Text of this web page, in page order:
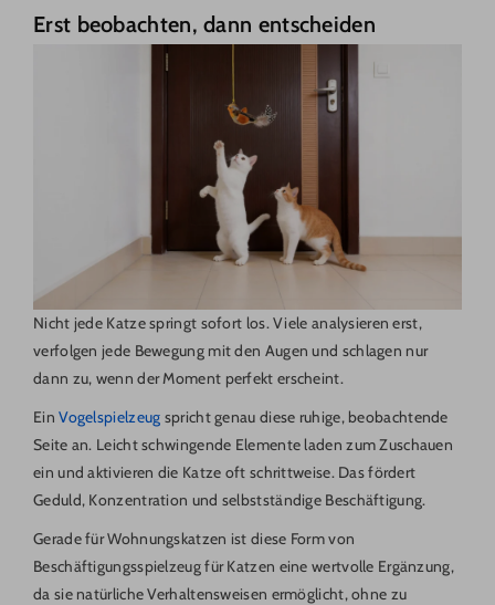
Erst beobachten, dann entscheiden
Nicht jede Katze springt sofort los. Viele analysieren erst,
verfolgen jede Bewegung mit den Augen und schlagen nur
dann zu, wenn der Moment perfekt erscheint.
EinVogelspielzeug spricht genau diese ruhige, beobachtende
Seite an. Leicht schwingende Elemente laden zum Zuschauen
ein und aktivieren die Katze oft schrittweise. Das fördert
Geduld, Konzentration und selbstständige Beschäftigung.
Gerade für Wohnungskatzen ist diese Form von
Beschäftigungsspielzeug für Katzen eine wertvolle Ergänzung,
da sie natürliche Verhaltensweisen ermöglicht, ohne zu